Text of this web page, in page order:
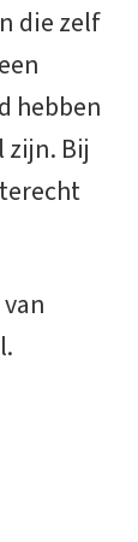
die zelf
hebben
zijn. Bij